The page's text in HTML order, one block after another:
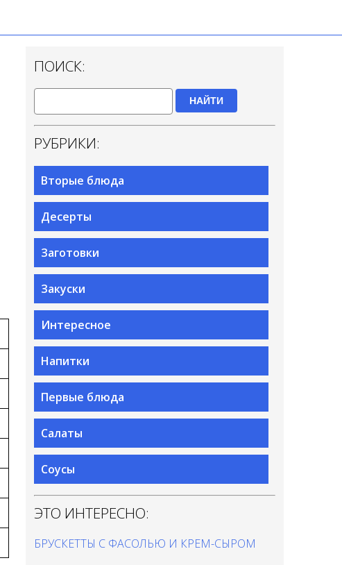
ПОИСК:
НАЙТИ
РУБРИКИ:
Вторые блюда
Десерты
Заготовки
Закуски
Интересное
Напитки
Первые блюда
Салаты
Соусы
ЭТО ИНТЕРЕСНО:
БРУСКЕТТЫ С ФАСОЛЬЮ И КРЕМ-СЫРОМ